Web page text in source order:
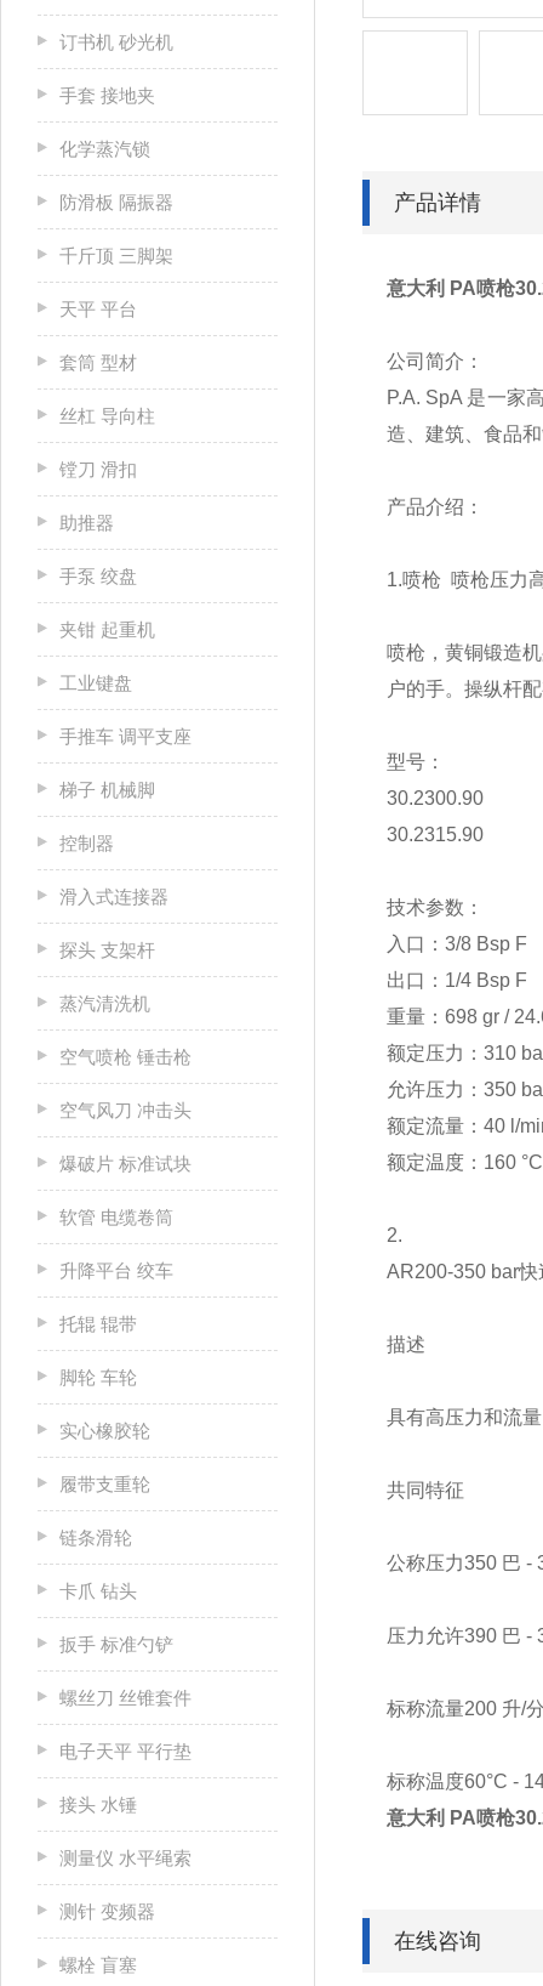
订书机 砂光机
手套 接地夹
化学蒸汽锁
防滑板 隔振器
千斤顶 三脚架
天平 平台
套筒 型材
丝杠 导向柱
镗刀 滑扣
助推器
手泵 绞盘
夹钳 起重机
工业键盘
手推车 调平支座
梯子 机械脚
控制器
滑入式连接器
探头 支架杆
蒸汽清洗机
空气喷枪 锤击枪
空气风刀 冲击头
爆破片 标准试块
软管 电缆卷筒
升降平台 绞车
托辊 辊带
脚轮 车轮
实心橡胶轮
履带支重轮
链条滑轮
卡爪 钻头
扳手 标准勺铲
螺丝刀 丝锥套件
电子天平 平行垫
接头 水锤
测量仪 水平绳索
测针 变频器
螺栓 盲塞
产品详情
意大利 PA喷枪
公司简介：
P.A. SpA 是一家
造、建筑、食品
产品介绍：
1.喷枪 喷枪压力
喷枪，黄铜锻造
户的手。操纵杆
型号：
30.2300.90
30.2315.90
技术参数：
入口：3/8 Bsp F
出口：1/4 Bsp F
重量：698 gr /
额定压力：310
允许压力：350
额定流量：40 l/
额定温度：160
2.
AR200-350 bar
描述
具有高压力和流
共同特征
公称压力350 巴 -
压力允许390 巴 -
标称流量200 升/
标称温度60°C -
意大利 PA喷枪
在线咨询